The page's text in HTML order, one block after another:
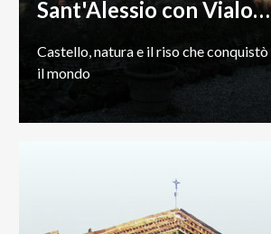
Sant'Alessio con Vialone
Castello,naturae ilrisocheconquistò
ilmondo